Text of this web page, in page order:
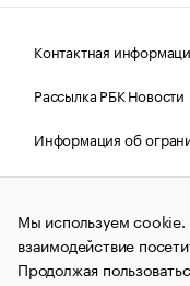
Контактная
Рассылка РБК Новости
Информация об
Правовая информация
© АО
и материалы
(зарегистрировано
связи,
Мы используем cookie.
взаимодействие
Продолжая